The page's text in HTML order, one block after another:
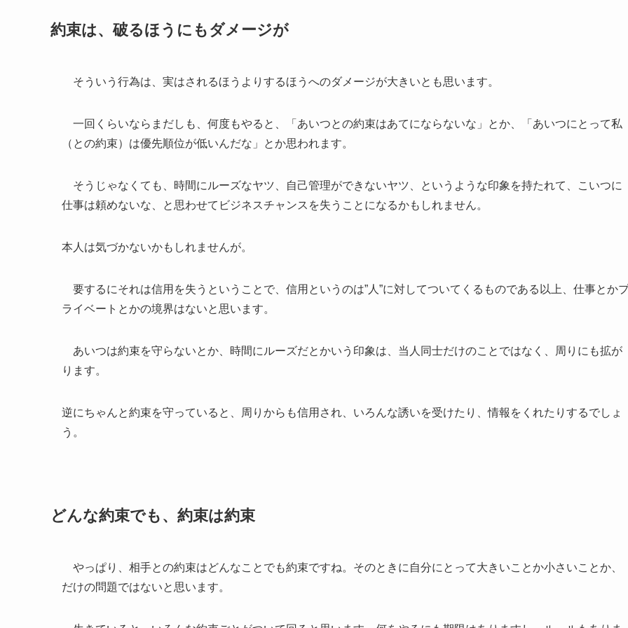
約束は、破るほうにもダメージが
そういう行為は、実はされるほうよりするほうへのダメージが大きいとも思います。
一回くらいならまだしも、何度もやると、「あいつとの約束はあてにならないな」とか、「あいつにとって私
（との約束）は優先順位が低いんだな」とか思われます。
そうじゃなくても、時間にルーズなヤツ、自己管理ができないヤツ、というような印象を持たれて、こいつに
仕事は頼めないな、と思わせてビジネスチャンスを失うことになるかもしれません。
本人は気づかないかもしれませんが。
要するにそれは信用を失うということで、信用というのは”人”に対してついてくるものである以上、仕事とか
ライベートとかの境界はないと思います。
あいつは約束を守らないとか、時間にルーズだとかいう印象は、当人同士だけのことではなく、周りにも拡が
ります。
逆にちゃんと約束を守っていると、周りからも信用され、いろんな誘いを受けたり、情報をくれたりするでしょ
う。
どんな約束でも、約束は約束
やっぱり、相手との約束はどんなことでも約束ですね。そのときに自分にとって大きいことか小さいことか、
だけの問題ではないと思います。